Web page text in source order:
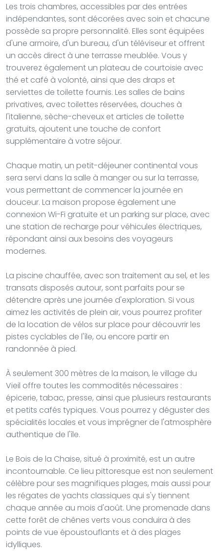
Les trois chambres, accessibles par des entrées
indépendantes, sont décorées avec soin et chacune
possède sa propre personnalité. Elles sont équipées
d'une armoire, d'un bureau, d'un téléviseur et offrent
un accès direct à une terrasse meublée. Vous y
trouverez également un plateau de courtoisie avec
thé et café à volonté, ainsi que des draps et
serviettes de toilette fournis. Les salles de bains
privatives, avec toilettes réservées, douches à
l'italienne, sèche-cheveux et articles de toilette
gratuits, ajoutent une touche de confort
supplémentaire à votre séjour.
Chaque matin, un petit-déjeuner continental vous
sera servi dans la salle à manger ou sur la terrasse,
vous permettant de commencer la journée en
douceur. La maison propose également une
connexion Wi-Fi gratuite et un parking sur place, avec
une station de recharge pour véhicules électriques,
répondant ainsi aux besoins des voyageurs
modernes.
La piscine chauffée, avec son traitement au sel, et les
transats disposés autour, sont parfaits pour se
détendre après une journée d'exploration. Si vous
aimez les activités de plein air, vous pourrez profiter
de la location de vélos sur place pour découvrir les
pistes cyclables de l'île, ou encore partir en
randonnée à pied.
À seulement 300 mètres de la maison, le village du
Vieil offre toutes les commodités nécessaires :
épicerie, tabac, presse, ainsi que plusieurs restaurants
et petits cafés typiques. Vous pourrez y déguster des
spécialités locales et vous imprégner de l'atmosphère
authentique de l'île.
Le Bois de la Chaise, situé à proximité, est un autre
incontournable. Ce lieu pittoresque est non seulement
célèbre pour ses magnifiques plages, mais aussi pour
les régates de yachts classiques qui s'y tiennent
chaque année au mois d'août. Une promenade dans
cette forêt de chênes verts vous conduira à des
points de vue époustouflants et à des plages
idylliques.